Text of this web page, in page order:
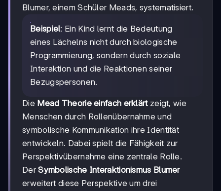
Blumer, einem Schüler Meads, systematisiert.
Beispiel: Ein Kind lernt die Bedeutung
eines Lächelns nicht durch biologische
Programmierung, sondern durch soziale
Interaktion und die Reaktionen seiner
Bezugspersonen.
Die Mead Theorie einfach erklärtzeigt, wie
Menschen durch Rollenübernahme und
symbolische Kommunikation ihre Identität
entwickeln. Dabei spielt die Fähigkeit zur
Perspektivübernahme eine zentrale Rolle.
DerSymbolische Interaktionismus Blumer
erweitert diese Perspektive um drei